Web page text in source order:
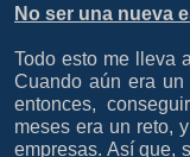
No ser una nueva
Todo esto me lleva
Cuando aún era
entonces,
meses era un reto,
empresas. Así que,